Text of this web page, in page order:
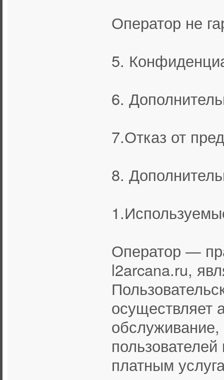
Оператор не
5.
6.
7.Отказ от
8.
Оператор —
l2arcana.ru,
осуществляет
обслуживание,
платным